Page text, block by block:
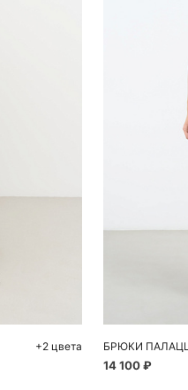
+2 цвета БРЮКИ
14 100 ₽